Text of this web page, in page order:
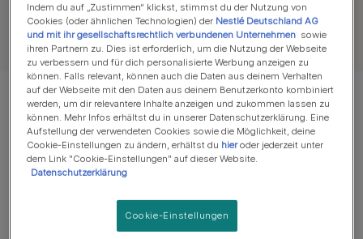
Alle Artikel über Hunde
Es werden 5 von 5 Artikeln angezeigt
Meistgelesene Artikel
Welpen beschäftigen: Aktivitäten
Indem du auf „Zustimmen“ klickst, stimmst du der Nutzung von
Cookies (oder ähnlichen Technologien) der Nestlé Deutschland AG
und mit ihr gesellschaftsrechtlich verbundenen Unternehmen sowie
ihren Partnern zu. Dies ist erforderlich, um die Nutzung der Webseite
zu verbessern und für dich personalisierte Werbung anzeigen zu
können. Falls relevant, können auch die Daten aus deinem Verhalten
auf der Webseite mit den Daten aus deinem Benutzerkonto kombiniert
werden, um dir relevantere Inhalte anzeigen und zukommen lassen zu
können. Mehr Infos erhältst du in unserer Datenschutzerklärung. Eine
Aufstellung der verwendeten Cookies sowie die Möglichkeit, deine
Cookie-Einstellungen zu ändern, erhältst du hieroder jederzeit unter
dem Link "Cookie-Einstellungen" auf dieser Website.
Datenschutzerklärung
Cookie-Einstellungen